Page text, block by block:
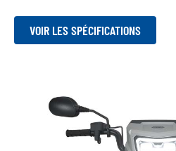
VOIR LES SPÉCIFICATIONS